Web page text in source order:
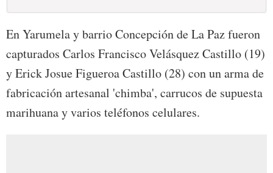
En Yarumela y barrio Concepción de La Paz fueron
capturados Carlos Francisco Velásquez Castillo (19)
y Erick Josue Figueroa Castillo (28) con un arma de
fabricación artesanal 'chimba', carrucos de supuesta
marihuana y varios teléfonos celulares.